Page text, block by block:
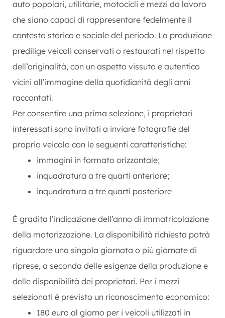
auto popolari, utilitarie, motocicli e mezzi da lavoro
che siano capaci di rappresentare fedelmente il
contesto storico e sociale del periodo. La produzione
predilige veicoli conservati o restaurati nel rispetto
dell’originalità, con un aspetto vissuto e autentico
vicini all’immagine della quotidianità degli anni
raccontati.
Per consentire una prima selezione, i proprietari
interessati sono invitati a inviare fotografie del
proprio veicolo con le seguenti caratteristiche:
immagini in formato orizzontale;
inquadratura a tre quarti anteriore;
inquadratura a tre quarti posteriore
È gradita l’indicazione dell’anno di immatricolazione
della motorizzazione. La disponibilità richiesta potrà
riguardare una singola giornata o più giornate di
riprese, a seconda delle esigenze della produzione e
delle disponibilità dei proprietari. Per i mezzi
selezionati è previsto un riconoscimento economico:
180 euro al giorno per i veicoli utilizzati in